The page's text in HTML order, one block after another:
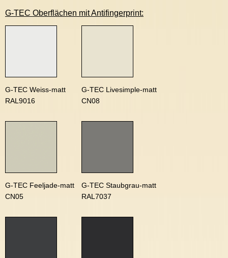
G-TEC Oberflächen mit Antifingerprint:
G-TEC Weiss-matt
RAL9016
G-TEC Livesimple-matt
CN08
G-TEC Feeljade-matt
CN05
G-TEC Staubgrau-matt
RAL7037